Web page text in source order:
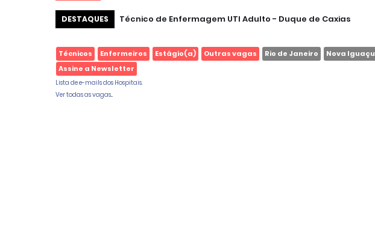
DESTAQUES Técnico de Enfermagem UTI Adulto - Duque de Caxias
Técnicos Enfermeiros Estágio(a) Outras vagas Rio de Janeiro Nova Iguaçu
Assine a Newsletter
Lista de e-mails dos Hospitais.
Ver todas as vagas...